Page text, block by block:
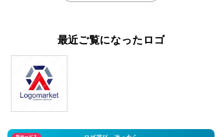
最近ご覧になったロゴ